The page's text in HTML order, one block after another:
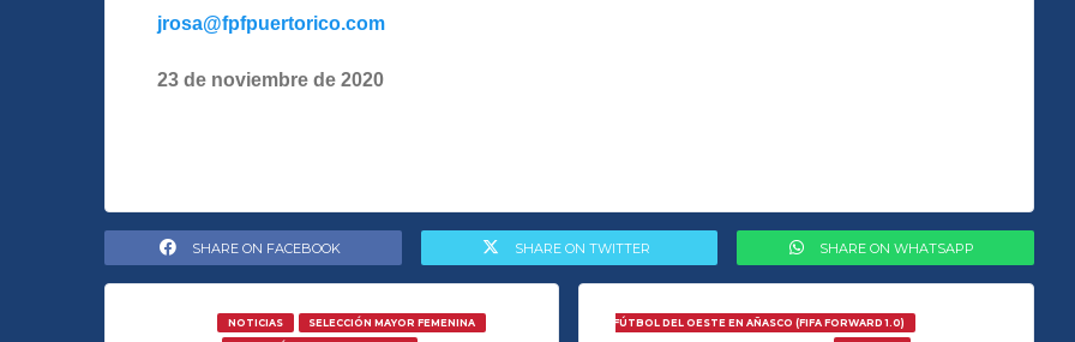
jrosa@fpfpuertorico.com
23 de noviembre de 2020
SHARE ON FACEBOOK SHARE ON TWITTER SHARE ON WHATSAPP
NOTICIAS
SELECCIÓN MAYOR FEMENINACENTRO DE DESARROLLO DE FÚTBOL DEL OESTE EN AÑASCO (FIFA FORWARD 1.0)